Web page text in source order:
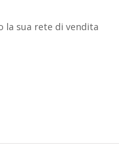
la sua rete di vendita